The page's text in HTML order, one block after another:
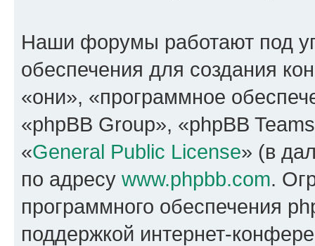
Наши форумы работают под
обеспечения для создания
«они», «программное
«phpBB Group», «phpBB
«General Public License» (в
по адресу www.phpbb.com.
программного обеспечения
поддержкой интернет-